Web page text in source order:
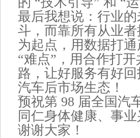
最后我想说：行业
斗，而靠所有从业
为起点，用数据打
“难点”，用合作打
路，让好服务有好
汽车后市场生态！
预祝第 98 届全国汽
同仁身体健康、事
谢谢大家！